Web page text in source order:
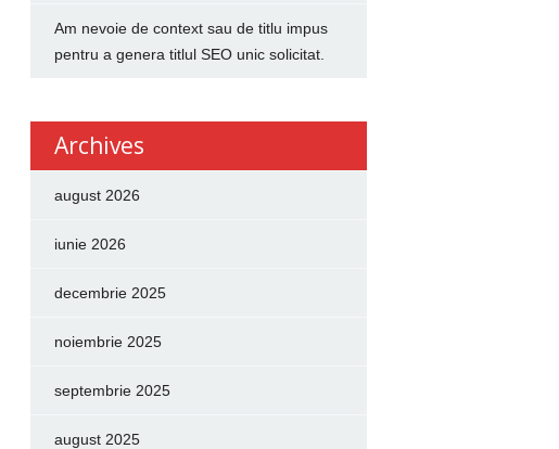
Am nevoie de context sau de titlu impus
pentru a genera titlul SEO unic solicitat.
Archives
august 2026
iunie 2026
decembrie 2025
noiembrie 2025
septembrie 2025
august 2025